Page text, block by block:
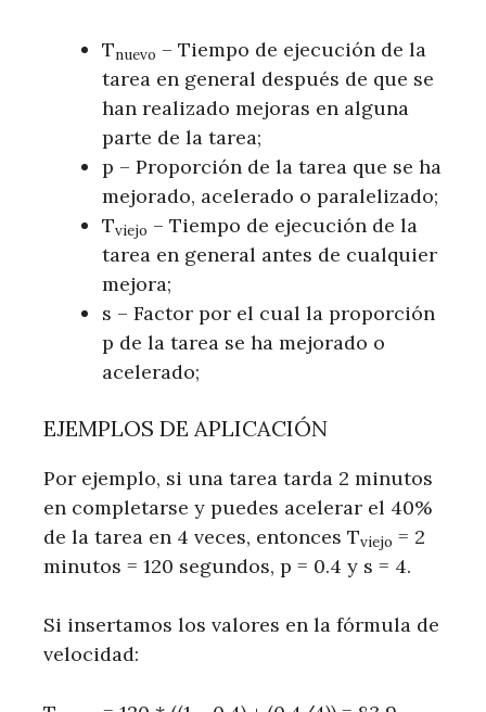
Tnuevo – Tiempo de ejecución de la
tarea en general después de que se
han realizado mejoras en alguna
parte de la tarea;
p – Proporción de la tarea que se ha
mejorado, acelerado o paralelizado;
Tviejo – Tiempo de ejecución de la
tarea en general antes de cualquier
mejora;
s – Factor por el cual la proporción
p de la tarea se ha mejorado o
acelerado;
EJEMPLOS DE APLICACIÓN
Por ejemplo, si una tarea tarda 2 minutos
en completarse y puedes acelerar el 40%
de la tarea en 4 veces, entonces Tviejo = 2
minutos = 120 segundos, p = 0.4 y s = 4.
Si insertamos los valores en la fórmula de
velocidad: